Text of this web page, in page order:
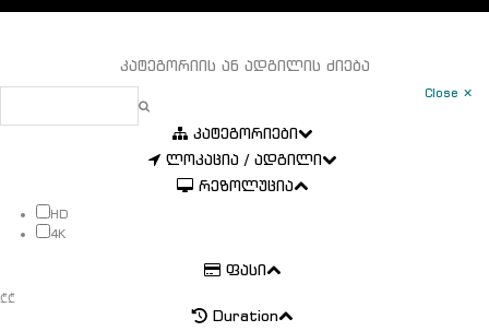
Close ✕
კატეგორიის ან ადგილის ძიება
კატეგორიები
ლოკაცია / ადგილი
რეზოლუცია
HD
4K
ფასი
₾₾
Duration